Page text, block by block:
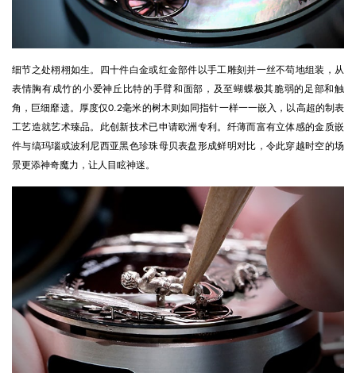
细节之处栩栩如生。四十件白金或红金部件以手工雕刻并一丝不苟地组装，从
表情胸有成竹的小爱神丘比特的手臂和面部，及至蝴蝶极其脆弱的足部和触
角，巨细靡遗。厚度仅0.2毫米的树木则如同指针一样一一嵌入，以高超的制表
工艺造就艺术臻品。此创新技术已申请欧洲专利。纤薄而富有立体感的金质嵌
件与缟玛瑙或波利尼西亚黑色珍珠母贝表盘形成鲜明对比，令此穿越时空的场
景更添神奇魔力，让人目眩神迷。